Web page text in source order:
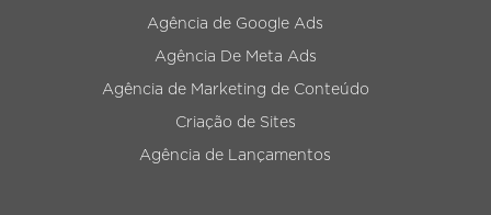
Agência de Google Ads
Agência De Meta Ads
Agência de Marketing de Conteúdo
Criação de Sites
Agência de Lançamentos